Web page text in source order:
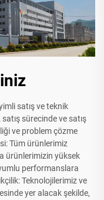
satış ve teknik
sürecinde ve satış
ve problem çözme
Tüm ürünlerimiz
ürünlerimizin yüksek
performanslara
Teknolojilerimiz ve
yer alacak şekilde,